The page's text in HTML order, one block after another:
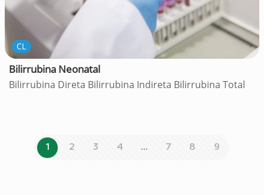
CL
Bilirrubina Neonatal
Bilirrubina Direta Bilirrubina Indireta Bilirrubina Total
1 2 3 4 … 7 8 9